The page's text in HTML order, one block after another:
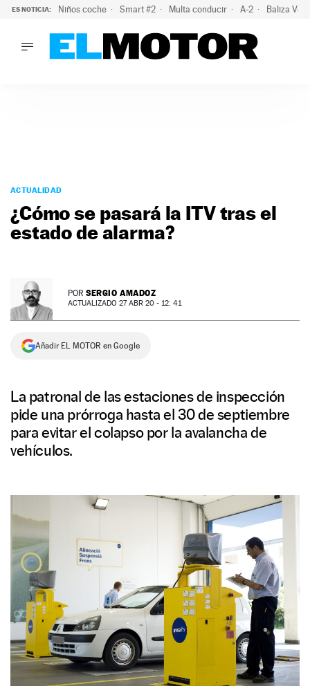
ES NOTICIA: Niños coche Smart #2 Multa conducir A-2 Baliza V-
PODCAST
MOTOS
TECNOLOGÍA
PREMIOS
SERVICIOS
ACTUALIDAD
¿Cómo se pasará la ITV tras el
estado de alarma?
POR SERGIO AMADOZ
ACTUALIZADO 27 ABR 20 - 12: 41
Añadir EL MOTOR en Google
La patronal de las estaciones de inspección
pide una prórroga hasta el 30 de septiembre
para evitar el colapso por la avalancha de
vehículos.